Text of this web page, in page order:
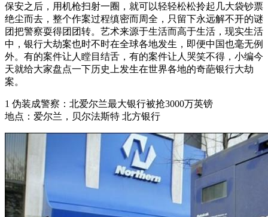
保安之后，用机枪扫射一圈，就可以轻轻松松拎起几大袋钞票
绝尘而去，整个作案过程缜密而周全，只留下永远解不开的谜
团把警察耍得团团转。艺术来源于生活而高于生活，现实生活
中，银行大劫案也时不时在全球各地发生，即便中国也毫无例
外。有的案件让人瞠目结舌，有的案件让人哭笑不得，小编今
天就给大家盘点一下历史上发生在世界各地的奇葩银行大劫
案。
1 伪装成警察：北爱尔兰最大银行被抢3000万英镑
地点：爱尔兰，贝尔法斯特 北方银行